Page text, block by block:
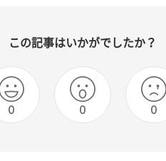
この記事はいかがでしたか？
0 0 0